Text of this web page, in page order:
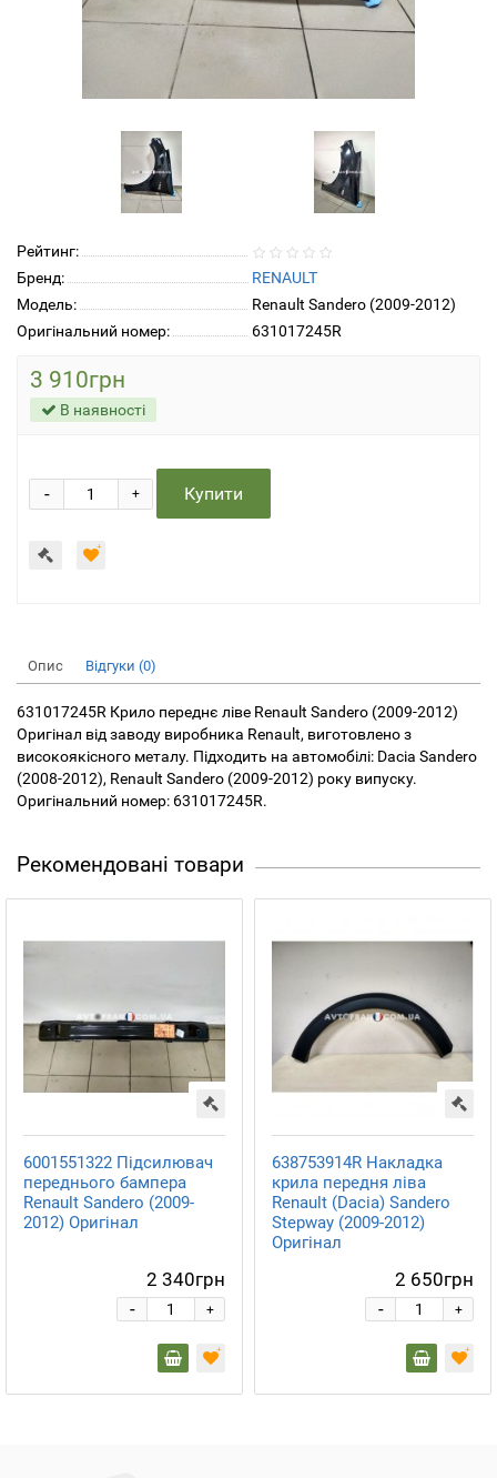
Рейтинг:
Бренд:
RENAULT
Модель:
Renault Sandero (2009-2012)
Оригінальний номер:
631017245R
3 910грн
В наявності
+
- Купити
Опис Відгуки (0)
631017245R Крило переднє ліве Renault Sandero (2009-2012)
Оригінал від заводу виробника Renault, виготовлено з
високоякісного металу. Підходить на автомобілі: Dacia Sandero
(2008-2012), Renault Sandero (2009-2012) року випуску.
Оригінальний номер: 631017245R.
Рекомендовані товари
6001551322 Підсилювач
переднього бампера
Renault Sandero (2009-
2012) Оригінал
2 340грн
+
-
638753914R Накладка
крила передня ліва
Renault (Dacia) Sandero
Stepway (2009-2012)
Оригінал
2 650грн
+
-